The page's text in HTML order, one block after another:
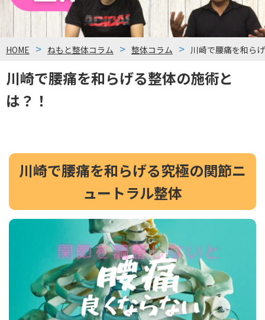
川崎で腰痛を和らげる整体の施術と
は？！
HOME ねもと整体コラム 整体コラム 川崎で腰痛を和ら
川崎で腰痛を和らげる究極の関節ニ
ュートラル整体